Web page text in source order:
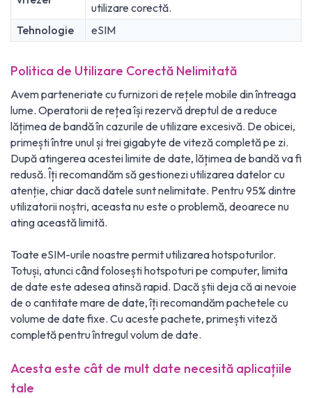
utilizare corectă.
Tehnologie
eSIM
Politica de Utilizare Corectă Nelimitată
Avem parteneriate cu furnizori de rețele mobile din întreaga
lume. Operatorii de rețea își rezervă dreptul de a reduce
lățimea de bandă în cazurile de utilizare excesivă. De obicei,
primești între unul și trei gigabyte de viteză completă pe zi.
După atingerea acestei limite de date, lățimea de bandă va fi
redusă. Îți recomandăm să gestionezi utilizarea datelor cu
atenție, chiar dacă datele sunt nelimitate. Pentru 95% dintre
utilizatorii noștri, aceasta nu este o problemă, deoarece nu
ating această limită.
Toate eSIM-urile noastre permit utilizarea hotspoturilor.
Totuși, atunci când folosești hotspoturi pe computer, limita
de date este adesea atinsă rapid. Dacă știi deja că ai nevoie
de o cantitate mare de date, îți recomandăm pachetele cu
volume de date fixe. Cu aceste pachete, primești viteză
completă pentru întregul volum de date.
Acesta este cât de mult date necesită aplicațiile
tale